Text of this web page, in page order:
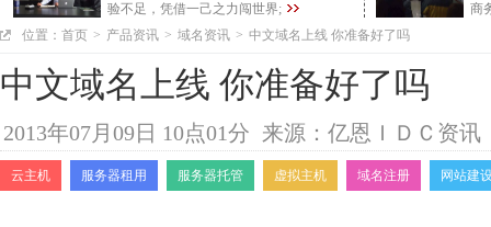
验不足，凭借一己之力闯世界;
商
位置： 首页 > 产品资讯 > 域名资讯 > 中文域名上线 你准备好了吗
中文域名上线 你准备好了吗
2013年07月09日 10点01分 来源：亿恩ＩＤＣ资讯
云主机 服务器租用 服务器托管 虚拟主机 域名注册 网站建